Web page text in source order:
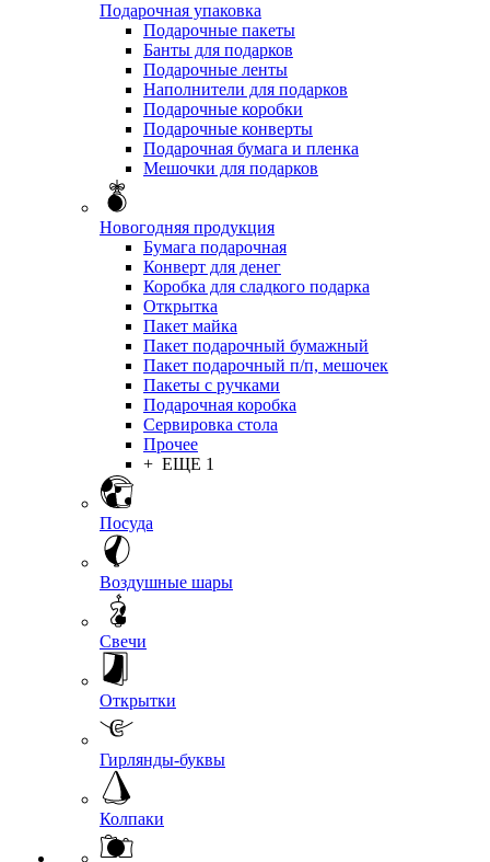
Подарочная упаковка
Подарочные пакеты
Банты для подарков
Подарочные ленты
Наполнители для подарков
Подарочные коробки
Подарочные конверты
Подарочная бумага и пленка
Мешочки для подарков
Новогодняя продукция
Бумага подарочная
Конверт для денег
Коробка для сладкого подарка
Открытка
Пакет майка
Пакет подарочный бумажный
Пакет подарочный п/п, мешочек
Пакеты с ручками
Подарочная коробка
Сервировка стола
Прочее
+ ЕЩЕ 1
Посуда
Воздушные шары
Свечи
Открытки
Гирлянды-буквы
Колпаки